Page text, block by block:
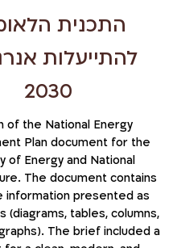
התכנית
להתייעלות
2030
of the National Energy
Plan document for the
of Energy and National
The document contains
information presented as
(diagrams, tables, columns,
The brief included a